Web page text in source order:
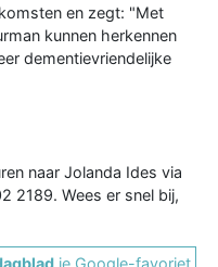
en zegt: "Met
kunnen herkennen
dementievriendelijke
naar Jolanda Ides via
2189. Wees er snel bij,
je Google-favoriet